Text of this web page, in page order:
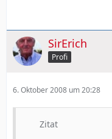
SirErich
Profi
6. Oktober 2008 um 20:28
Zitat